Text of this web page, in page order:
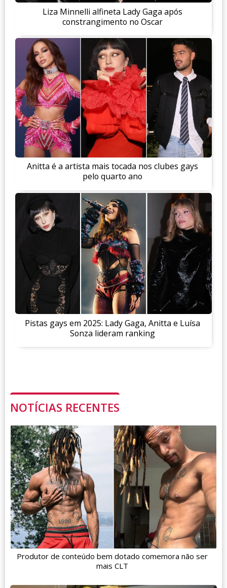
Liza Minnelli alfineta Lady Gaga após
constrangimento no Oscar
Anitta é a artista mais tocada nos clubes gays
pelo quarto ano
Pistas gays em 2025: Lady Gaga, Anitta e Luísa
Sonza lideram ranking
NOTÍCIAS RECENTES
Produtor de conteúdo bem dotado comemora não ser
mais CLT